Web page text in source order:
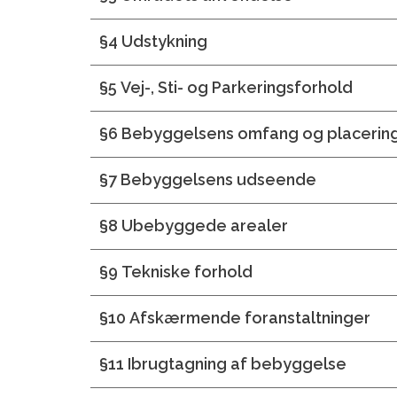
§4 Udstykning
§5 Vej-, Sti- og Parkeringsforhold
§6 Bebyggelsens omfang og
§7 Bebyggelsens udseende
§8 Ubebyggede arealer
§9 Tekniske forhold
§10 Afskærmende foranstaltninger
§11 Ibrugtagning af bebyggelse